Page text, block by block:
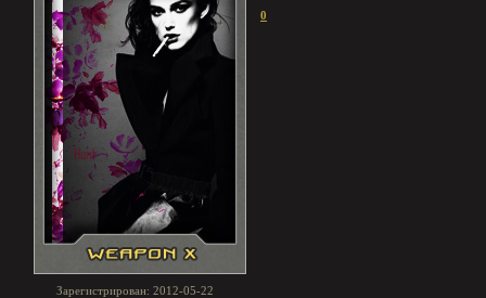
Зарегистрирован: 2012-05-22
0